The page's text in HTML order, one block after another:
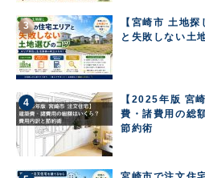
【宮崎市 土地
と失敗しない土
【2025年版 宮
費・諸費用の総
節約術